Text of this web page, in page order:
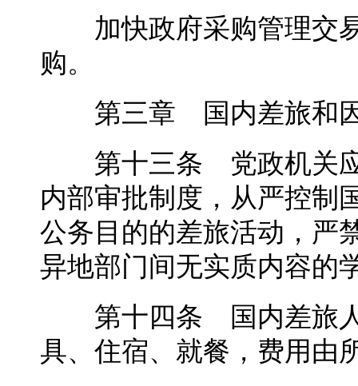
加快政府采购管理交易
购。
第三章 国内差旅和因
第十三条 党政机关应
内部审批制度，从严控制
公务目的的差旅活动，严
异地部门间无实质内容的
第十四条 国内差旅人
具、住宿、就餐，费用由